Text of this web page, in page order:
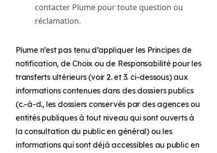
contacter Plume pour toute question ou
réclamation.
Plume n’est pas tenu d’appliquer les Principes de
notification, de Choix ou de Responsabilité pour les
transferts ultérieurs (voir 2. et 3. ci-dessous) aux
informations contenues dans des dossiers publics
(c.-à-d., les dossiers conservés par des agences ou
entités publiques à tout niveau qui sont ouverts à
la consultation du public en général) ou les
informations qui sont déjà accessibles au public en